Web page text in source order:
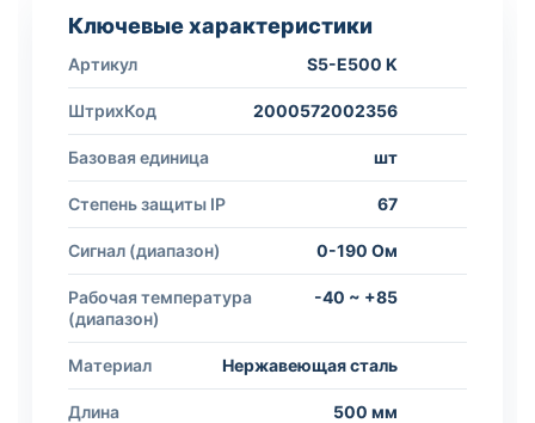
Ключевые характеристики
Артикул S5-E500 K
ШтрихКод 2000572002356
Базовая единица шт
Степень защиты IP 67
Сигнал (диапазон) 0-190 Ом
Рабочая температура
(диапазон)
-40 ~ +85
Материал Нержавеющая сталь
Длина 500 мм